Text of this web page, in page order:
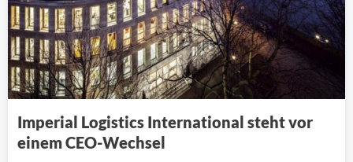
Imperial Logistics International steht vor
einem CEO-Wechsel